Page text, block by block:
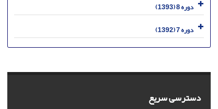
دوره 8 (1393)
دوره 7 (1392)
دسترسی سریع